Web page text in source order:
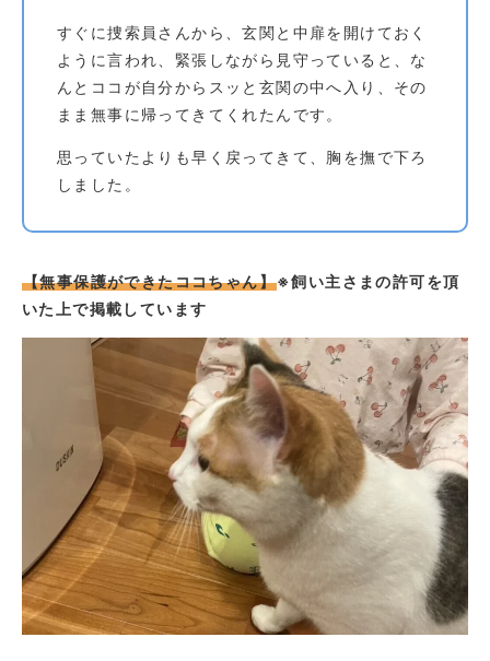
すぐに捜索員さんから、玄関と中扉を開けておく
ように言われ、緊張しながら見守っていると、な
んとココが自分からスッと玄関の中へ入り、その
まま無事に帰ってきてくれたんです。
思っていたよりも早く戻ってきて、胸を撫で下ろ
しました。
【無事保護ができたココちゃん】※飼い主さまの許可を頂
いた上で掲載しています